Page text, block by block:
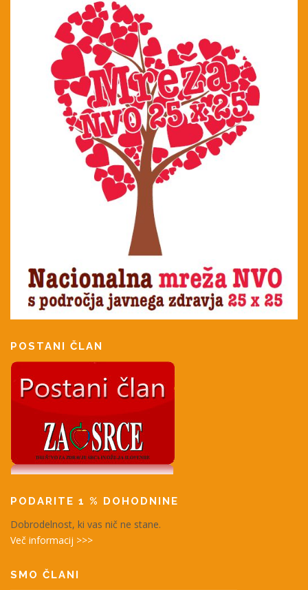
POSTANI ČLAN
PODARITE 1 % DOHODNINE
Dobrodelnost, ki vas nič ne stane.
Več informacij >>>
SMO ČLANI